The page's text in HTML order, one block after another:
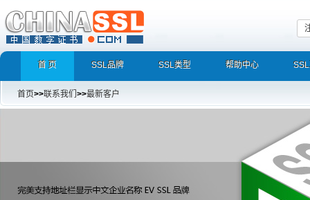
首 页 SSL品牌 SSL类型 帮助中心
首页>>联系我们 >>最新客户